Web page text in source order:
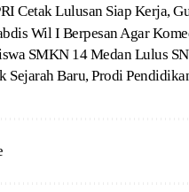
Cetak Lulusan Siap Kerja,
Wil I Berpesan Agar
SMKN 14 Medan Lulus
Sejarah Baru, Prodi